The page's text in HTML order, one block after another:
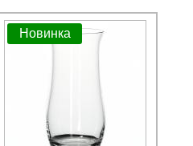
Новинка